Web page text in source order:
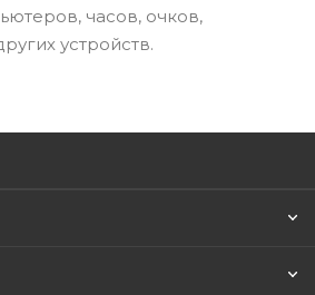
часов, очков,
устройств.